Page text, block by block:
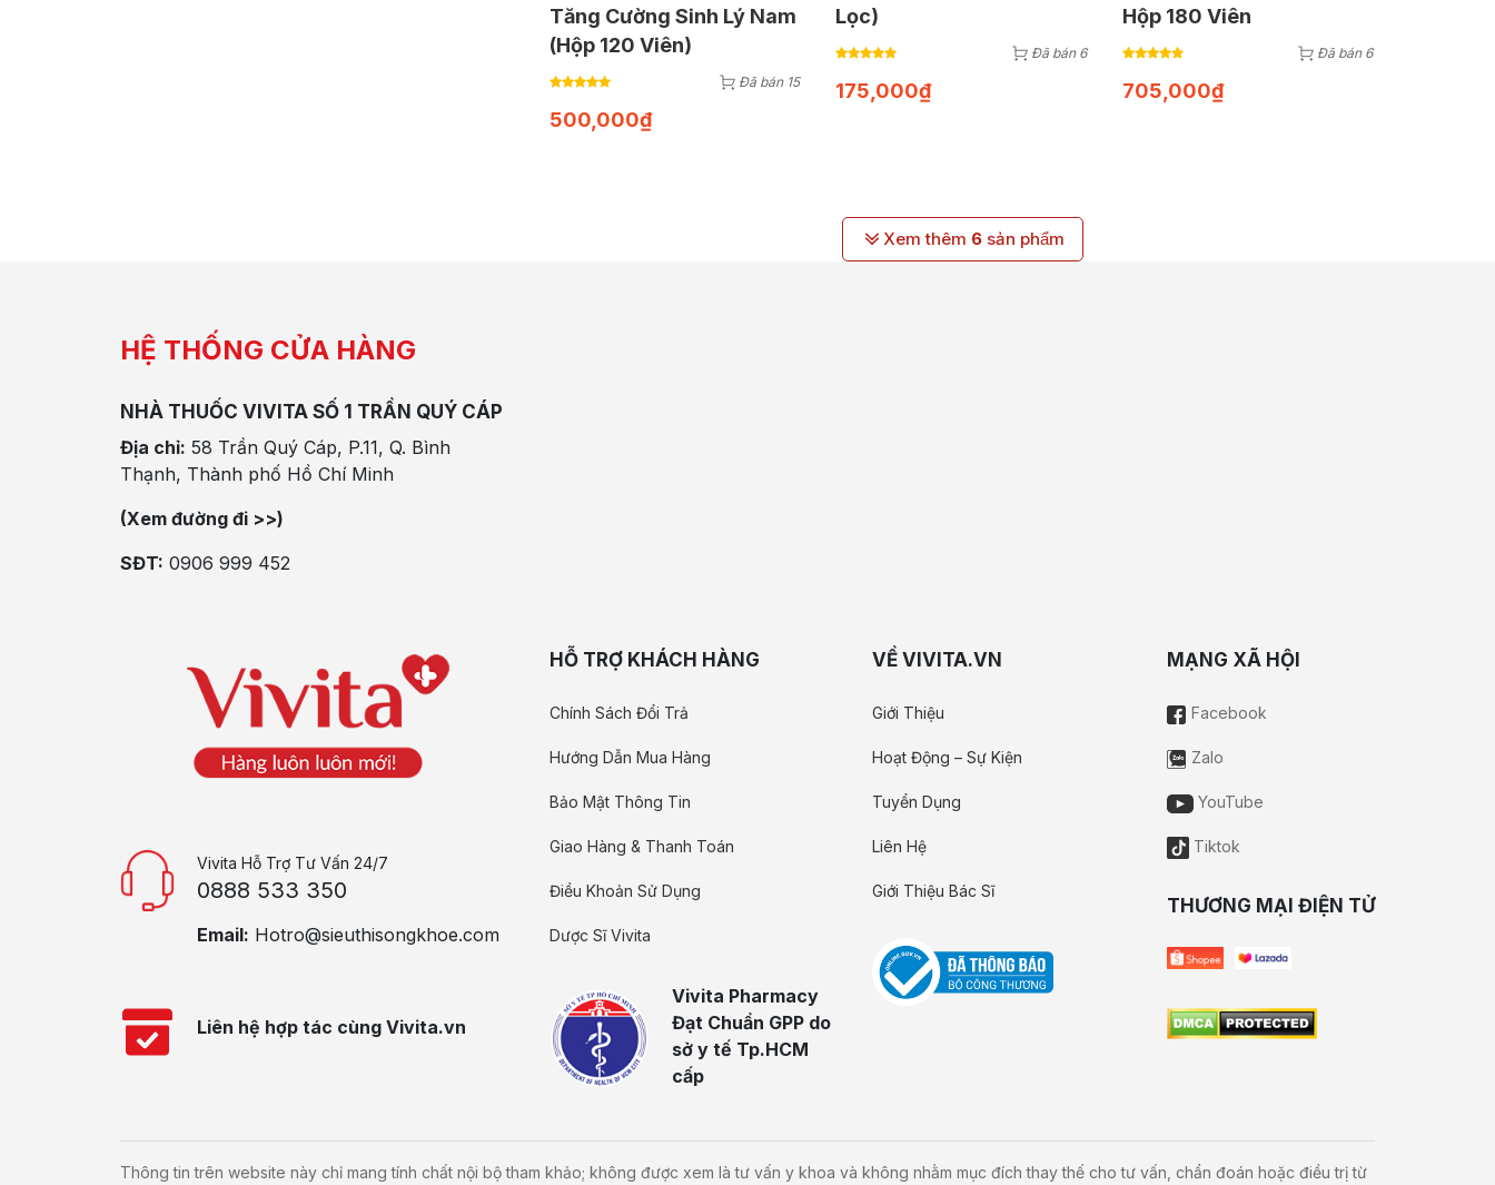
Tăng Cường Sinh Lý Nam
(Hộp 120 Viên)
Đã bán 15
500,000₫
Lọc)
Đã bán 6
175,000₫
Hộp 180 Viên
Đã bán 6
705,000₫
Xem thêm 6sản phẩm
HỆ THỐNG CỬA HÀNG
NHÀ THUỐC VIVITA SỐ 1 TRẦN QUÝ CÁP
Địa chỉ: 58 Trần Quý Cáp, P.11, Q. Bình
Thạnh, Thành phố Hồ Chí Minh
(Xem đường đi >>)
SĐT: 0906 999 452
Vivita Hỗ Trợ Tư Vấn 24/7
0888 533 350
Email: Hotro@sieuthisongkhoe.com
Liên hệ hợp tác cùng Vivita.vn
HỖ TRỢ KHÁCH HÀNG
Chính Sách Đổi Trả
Hướng Dẫn Mua Hàng
Bảo Mật Thông Tin
Giao Hàng & Thanh Toán
Điều Khoản Sử Dụng
Dược Sĩ Vivita
Vivita Pharmacy
Đạt Chuẩn GPP do
sở y tế Tp.HCM
cấp
VỀ VIVITA.VN
Giới Thiệu
Hoạt Động – Sự Kiện
Tuyển Dụng
Liên Hệ
Giới Thiệu Bác Sĩ
MẠNG XÃ HỘI
Facebook
Zalo
YouTube
Tiktok
THƯƠNG MẠI ĐIỆN TỬ
Thông tin trên website này chỉ mang tính chất nội bộ tham khảo; không được xem là tư vấn y khoa và không nhằm mục đích thay thế cho tư vấn, chẩn đoán hoặc điều trị từ